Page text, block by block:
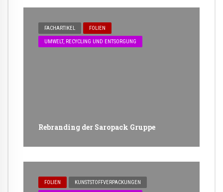
FACHARTIKEL FOLIEN
UMWELT, RECYCLING UND ENTSORGUNG
Rebranding der Saropack Gruppe
FOLIEN KUNSTSTOFFVERPACKUNGEN